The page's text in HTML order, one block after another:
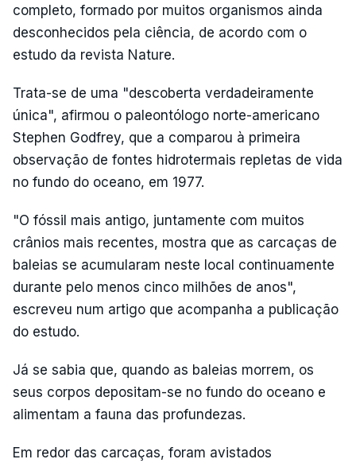
completo, formado por muitos organismos ainda
desconhecidos pela ciência, de acordo com o
estudo da revista Nature.
Trata-se de uma "descoberta verdadeiramente
única", afirmou o paleontólogo norte-americano
Stephen Godfrey, que a comparou à primeira
observação de fontes hidrotermais repletas de vida
no fundo do oceano, em 1977.
"O fóssil mais antigo, juntamente com muitos
crânios mais recentes, mostra que as carcaças de
baleias se acumularam neste local continuamente
durante pelo menos cinco milhões de anos",
escreveu num artigo que acompanha a publicação
do estudo.
Já se sabia que, quando as baleias morrem, os
seus corpos depositam-se no fundo do oceano e
alimentam a fauna das profundezas.
Em redor das carcaças, foram avistados